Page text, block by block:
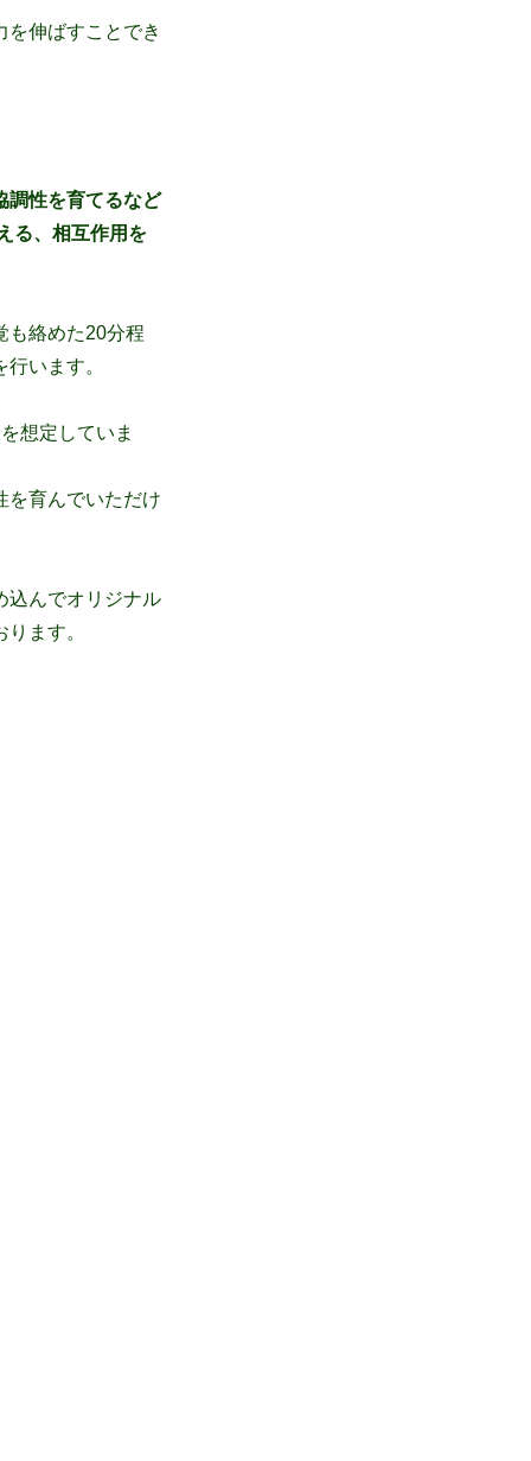
伸ばすことでき
調性を育てるなど
る、相互作用を
も絡めた20分程
います。
想定していま
を育んでいただけ
込んでオリジナル
ます。